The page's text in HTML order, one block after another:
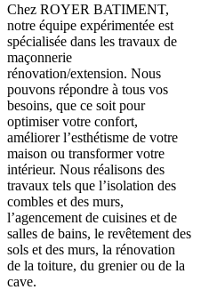
Chez ROYER BATIMENT,
notre équipe expérimentée est
spécialisée dans les travaux de
maçonnerie
rénovation/extension. Nous
pouvons répondre à tous vos
besoins, que ce soit pour
optimiser votre confort,
améliorer l’esthétisme de votre
maison ou transformer votre
intérieur. Nous réalisons des
travaux tels que l’isolation des
combles et des murs,
l’agencement de cuisines et de
salles de bains, le revêtement des
sols et des murs, la rénovation
de la toiture, du grenier ou de la
cave.